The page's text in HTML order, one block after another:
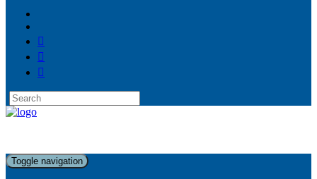
Toggle navigation